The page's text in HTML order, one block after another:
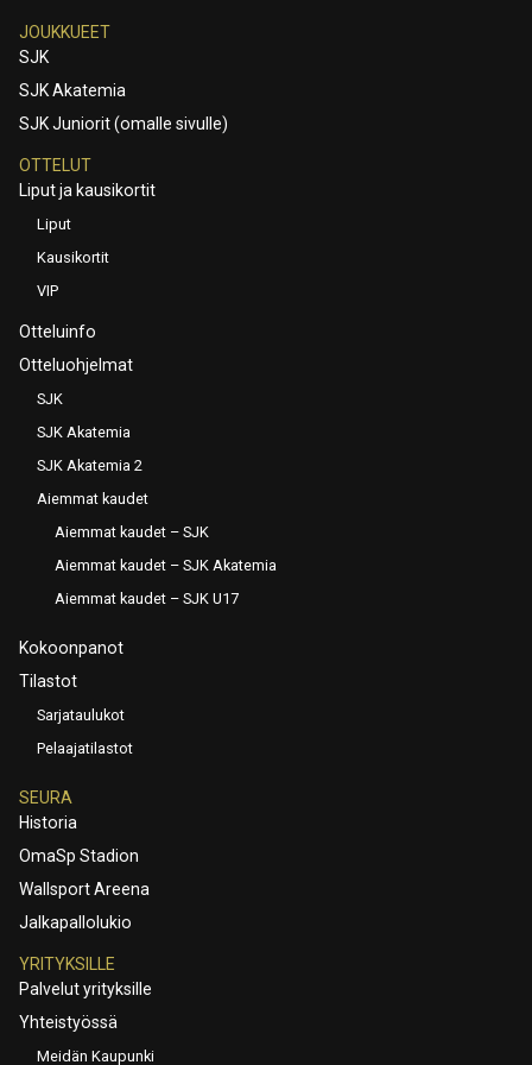
JOUKKUEET
SJK
SJK Akatemia
SJK Juniorit (omalle sivulle)
OTTELUT
Liput ja kausikortit
Liput
Kausikortit
VIP
Otteluinfo
Otteluohjelmat
SJK
SJK Akatemia
SJK Akatemia 2
Aiemmat kaudet
Aiemmat kaudet – SJK
Aiemmat kaudet – SJK Akatemia
Aiemmat kaudet – SJK U17
Kokoonpanot
Tilastot
Sarjataulukot
Pelaajatilastot
SEURA
Historia
OmaSp Stadion
Wallsport Areena
Jalkapallolukio
YRITYKSILLE
Palvelut yrityksille
Yhteistyössä
Meidän Kaupunki